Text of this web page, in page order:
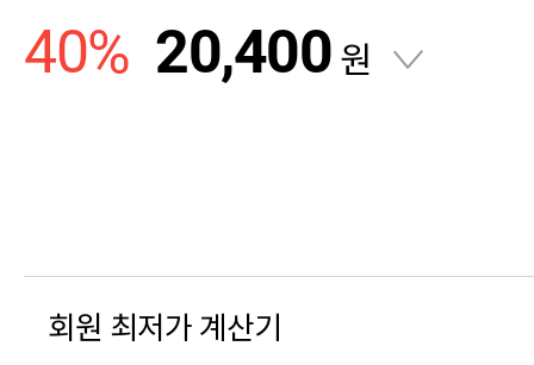
40% 20,400 원
회원 최저가 계산기